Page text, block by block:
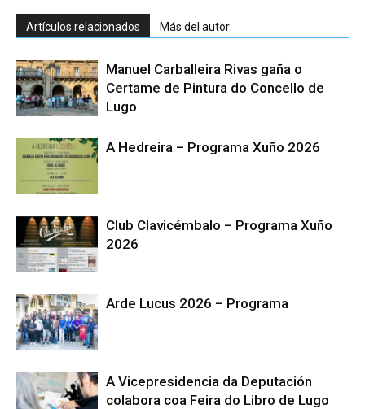
Artículos relacionados Más del autor
Manuel Carballeira Rivas gaña o
Certame de Pintura do Concello de
Lugo
A Hedreira – Programa Xuño 2026
Club Clavicémbalo – Programa Xuño
2026
Arde Lucus 2026 – Programa
A Vicepresidencia da Deputación
colabora coa Feira do Libro de Lugo